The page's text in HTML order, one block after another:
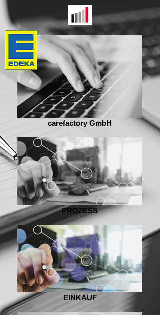
carefactory GmbH
PROZESS
EINKAUF